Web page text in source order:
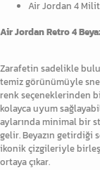
Air Jordan 4
Air Jordan Retro 4
Zarafetin sadelikle
temiz görünümüyle
renk seçeneklerinden
kolayca uyum
aylarında minimal bir
gelir. Beyazın getirdiği
ikonik çizgileriyle
ortaya çıkar.